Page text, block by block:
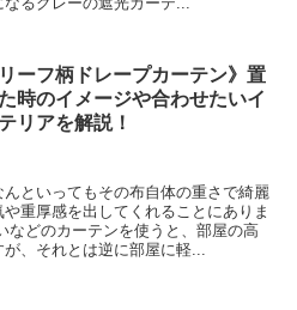
リーフ柄ドレープカーテン》置
時のイメージや合わせたいイ
リアを解説！
といってもその布自体の重さで綺麗
重厚感を出してくれることにありま
などのカーテンを使うと、部屋の高
、それとは逆に部屋に軽...